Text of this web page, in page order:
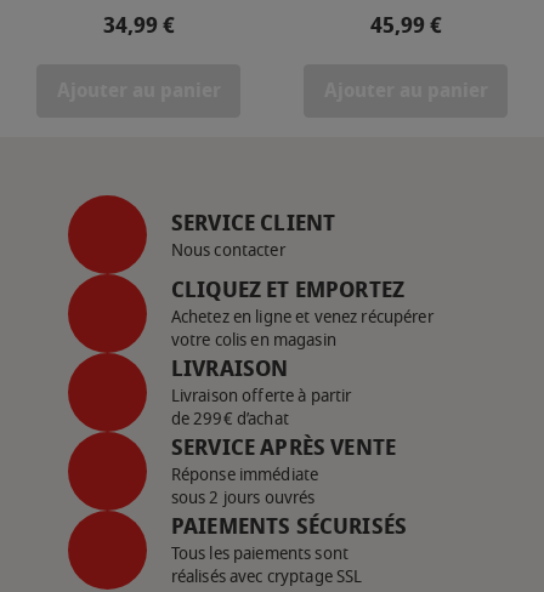
Prix
34,99 € Prix
45,99 €
SERVICE CLIENT
Nous contacter
CLIQUEZ ET EMPORTEZ
Achetez en ligne et venez récupérer
votre colis en magasin
LIVRAISON
Livraison offerte à partir
de 299€ d’achat
SERVICE APRÈS VENTE
Réponse immédiate
sous 2 jours ouvrés
PAIEMENTS SÉCURISÉS
Tous les paiements sont
réalisés avec cryptage SSL